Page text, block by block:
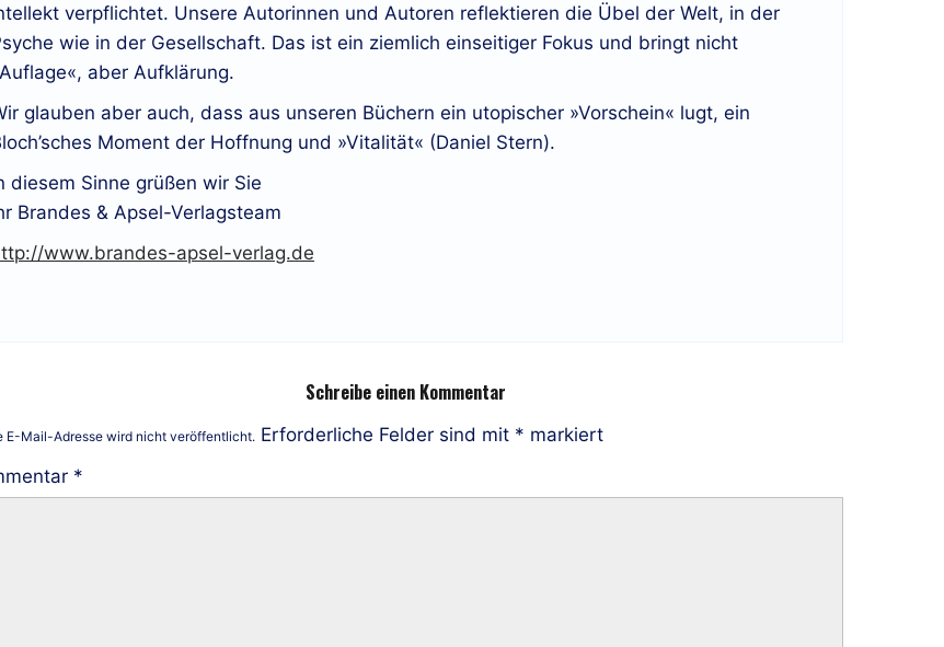
verpflichtet. Unsere Autorinnen und Autoren reflektieren die Übel der Welt, in der
wie in der Gesellschaft. Das ist ein ziemlich einseitiger Fokus und bringt nicht
aber Aufklärung.
glauben aber auch, dass aus unseren Büchern ein utopischer »Vorschein« lugt, ein
Moment der Hoffnung und »Vitalität« (Daniel Stern).
diesem Sinne grüßen wir Sie
Brandes & Apsel-Verlagsteam
www.brandes-apsel-verlag.de
Schreibe einen Kommentar
E-Mail-Adresse wird nicht veröffentlicht. Erforderliche Felder sind mit * markiert
*